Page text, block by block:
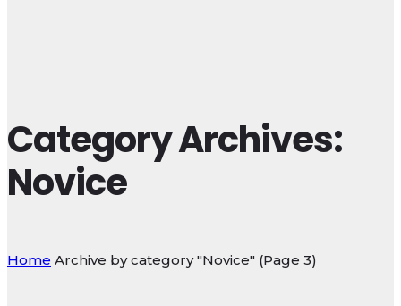
Category Archives:
Novice
Home Archive by category "Novice" (Page 3)